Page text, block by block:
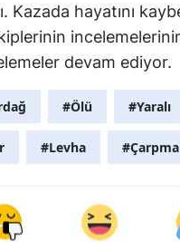
Kazada hayatını
devam ediyor.
#Ölü #Yaralı
#Levha #Çarpma